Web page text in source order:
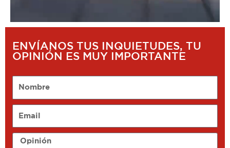
ENVÍANOS TUS INQUIETUDES, TU
OPINIÓN ES MUY IMPORTANTE
Opinión